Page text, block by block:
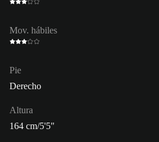
Mov. hábiles
Pie
Derecho
Altura
164 cm/5'5"